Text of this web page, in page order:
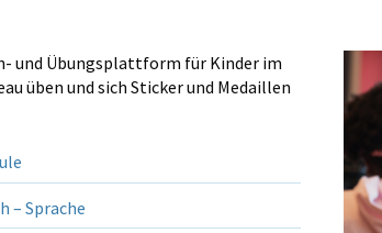
und Übungsplattform für Kinder im
üben und sich Sticker und Medaillen
– Sprache